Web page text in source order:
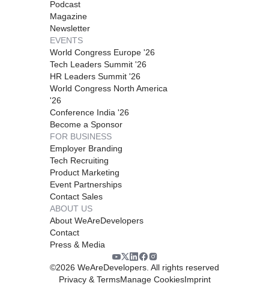
Podcast
Magazine
Newsletter
EVENTS
World Congress Europe '26
Tech Leaders Summit '26
HR Leaders Summit '26
World Congress North America
'26
Conference India '26
Become a Sponsor
FOR BUSINESS
Employer Branding
Tech Recruiting
Product Marketing
Event Partnerships
Contact Sales
ABOUT US
About WeAreDevelopers
Contact
Press & Media
©2026 WeAreDevelopers. All rights reserved
Privacy & TermsManage CookiesImprint